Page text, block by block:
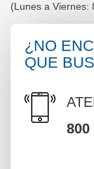
(Lunes a Viernes:
¿NO
QUE
800